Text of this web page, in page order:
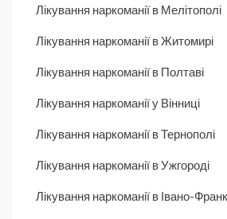
Лікування наркоманії в Мелітополі
Лікування наркоманії в Житомирі
Лікування наркоманії в Полтаві
Лікування наркоманії у Вінниці
Лікування наркоманії в Тернополі
Лікування наркоманії в Ужгороді
Лікування наркоманії в Івано-